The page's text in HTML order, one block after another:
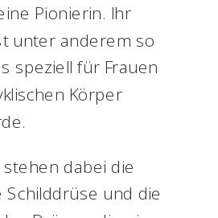
Pionierin. Ihr
unter anderem so
speziell für Frauen
Körper
dabei die
Schilddrüse und die